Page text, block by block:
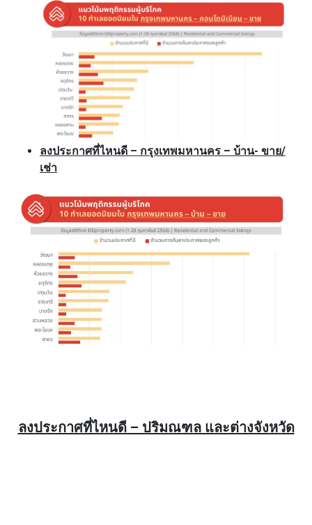
ลงประกาศที่ไหนดี – กรุงเทพมหานคร – บ้าน- ขาย/
เช่า
ลงประกาศที่ไหนดี – ปริมณฑล และต่างจังหวัด